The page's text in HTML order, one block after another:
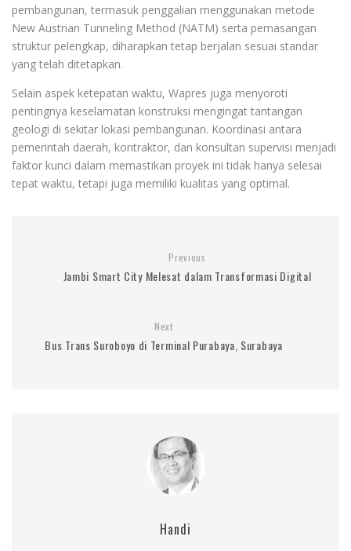
pembangunan, termasuk penggalian menggunakan metode
New Austrian Tunneling Method (NATM) serta pemasangan
struktur pelengkap, diharapkan tetap berjalan sesuai standar
yang telah ditetapkan.
Selain aspek ketepatan waktu, Wapres juga menyoroti
pentingnya keselamatan konstruksi mengingat tantangan
geologi di sekitar lokasi pembangunan. Koordinasi antara
pemerintah daerah, kontraktor, dan konsultan supervisi menjadi
faktor kunci dalam memastikan proyek ini tidak hanya selesai
tepat waktu, tetapi juga memiliki kualitas yang optimal.
Previous
Jambi Smart City Melesat dalam Transformasi Digital
Next
Bus Trans Suroboyo di Terminal Purabaya, Surabaya
Handi